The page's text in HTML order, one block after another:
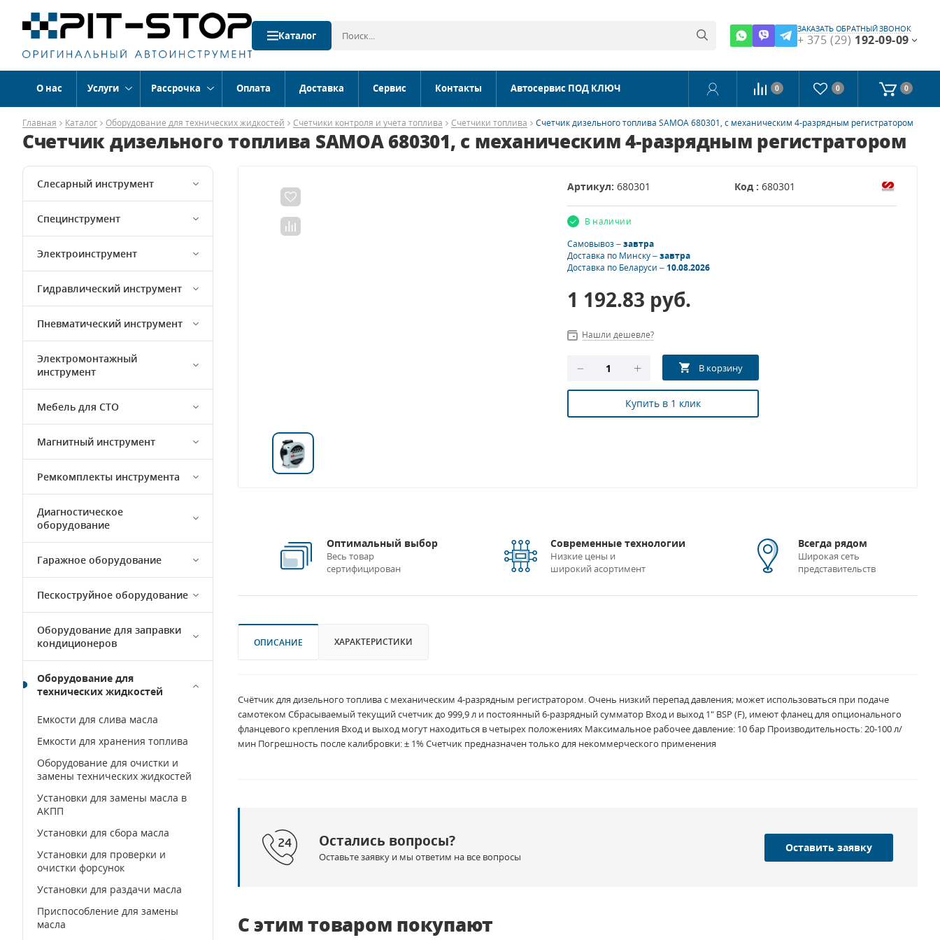
Каталог
ЗАКАЗАТЬ ОБРАТНЫЙ ЗВОНОК
+ 375 (29) 192-09-09
О нас Услуги Рассрочка Оплата Доставка Сервис Контакты Автосервис ПОД КЛЮЧ 0 0 0
Главная Каталог Оборудование для технических жидкостей Счетчики контроля и учета топлива Счетчики топлива Счетчик дизельного топлива SAMOA 680301, с механическим 4-разрядным регистратором
Счетчик дизельного топлива SAMOA 680301, с механическим 4-разрядным регистратором
Слесарный инструмент
Специнструмент
Электроинструмент
Гидравлический инструмент
Пневматический инструмент
Электромонтажный
инструмент
Мебель для СТО
Магнитный инструмент
Ремкомплекты инструмента
Диагностическое
оборудование
Гаражное оборудование
Пескоструйное оборудование
Оборудование для заправки
кондиционеров
Оборудование для
технических жидкостей
Емкости для слива масла
Емкости для хранения топлива
Оборудование для очистки и
замены технических жидкостей
Установки для замены масла в
АКПП
Установки для сбора масла
Установки для проверки и
очистки форсунок
Установки для раздачи масла
Приспособление для замены
масла
Артикул: 680301 Код : 680301
В наличии
Самовывоз –завтра
Доставка по Минску –завтра
Доставка по Беларуси –10.08.2026
1 192.83 руб.
Нашли дешевле?
Купить в 1 клик
Оптимальный выбор
Весь товар
сертифицирован
Современные технологии
Низкие цены и
широкий асортимент
Всегда рядом
Широкая сеть
представительств
ОПИСАНИЕ ХАРАКТЕРИСТИКИ
Счётчик для дизельного топлива с механическим 4-разрядным регистратором. Очень низкий перепад давления; может использоваться при подаче
самотеком Сбрасываемый текущий счетчик до 999,9 л и постоянный 6-разрядный сумматор Вход и выход 1" BSP (F), имеют фланец для опционального
фланцевого крепления Вход и выход могут находиться в четырех положениях Максимальное рабочее давление: 10 бар Производительность: 20-100 л/
мин Погрешность после калибровки: ± 1% Счетчик предназначен только для некоммерческого применения
Остались вопросы?
Оставьте заявку и мы ответим на все вопросы
Оставить заявку
С этим товаром покупают